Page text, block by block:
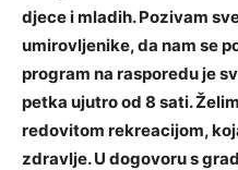
djece i mladih. Pozivam
umirovljenike, da nam se
program na rasporedu je
petka ujutro od 8 sati.
redovitom rekreacijom,
zdravlje. U dogovoru s